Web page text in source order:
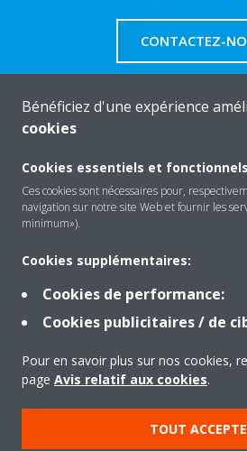
CONTACTEZ-
Solutions
Contact
Outils
Copyright ©
Bénéficiez d'une expérience
cookies
Cookies essentiels et
Ces cookies sont nécessaires pour,
navigation sur notre site Web et fournir les
minimum»).
Cookies supplémentaires:
Cookies de performance:
Cookies publicitaires / de
Pour en savoir plus sur nos cookies,
page Avis relatif aux cookies.
TOUT